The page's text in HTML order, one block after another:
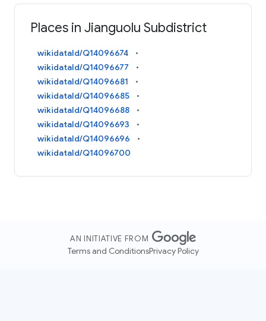
Places in Jianguolu Subdistrict
wikidataId/Q14096674
wikidataId/Q14096677
wikidataId/Q14096681
wikidataId/Q14096685
wikidataId/Q14096688
wikidataId/Q14096693
wikidataId/Q14096696
wikidataId/Q14096700
AN INITIATIVE FROM
Terms and ConditionsPrivacy Policy